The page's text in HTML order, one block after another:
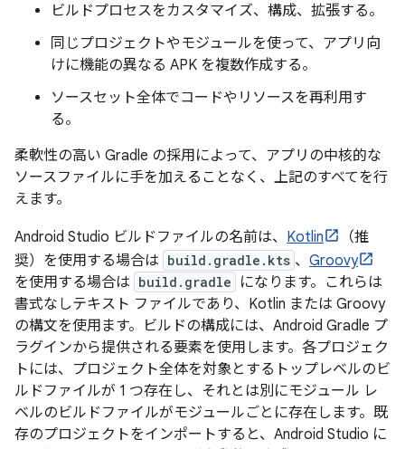
ビルドプロセスをカスタマイズ、構成、拡張する。
同じプロジェクトやモジュールを使って、アプリ向
けに機能の異なる APK を複数作成する。
ソースセット全体でコードやリソースを再利用す
る。
柔軟性の高い Gradle の採用によって、アプリの中核的な
ソースファイルに手を加えることなく、上記のすべてを行
えます。
Android Studio ビルドファイルの名前は、 Kotlin
（推
奨）を使用する場合は build.gradle.kts 、 Groovy
を使用する場合は build.gradle
になります。これらは
書式なしテキスト ファイルであり、Kotlin または Groovy
の構文を使用ます。ビルドの構成には、Android Gradle プ
ラグインから提供される要素を使用します。各プロジェク
トには、プロジェクト全体を対象とするトップレベルのビ
ルドファイルが 1 つ存在し、それとは別にモジュール レ
ベルのビルドファイルがモジュールごとに存在します。既
存のプロジェクトをインポートすると、Android Studio に